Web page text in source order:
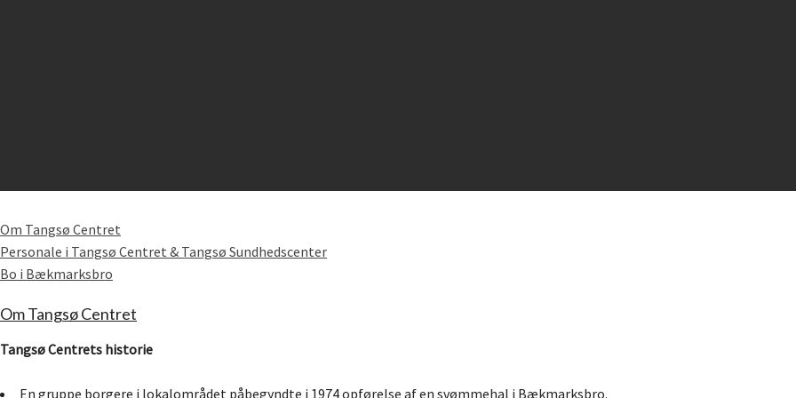
Om Tangsø Centret
Personale i Tangsø Centret & Tangsø Sundhedscenter
Bo i Bækmarksbro
Om Tangsø Centret
Tangsø Centrets historie
En gruppe borgere i lokalområdet påbegyndte i 1974 opførelse af en svømmehal i Bækmarksbro.